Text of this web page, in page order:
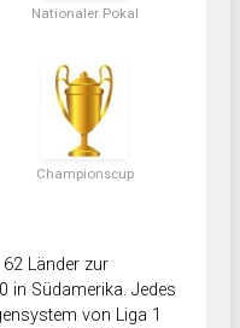
Nationaler Pokal
Championscup
Länder zur
in Südamerika. Jedes
von Liga 1